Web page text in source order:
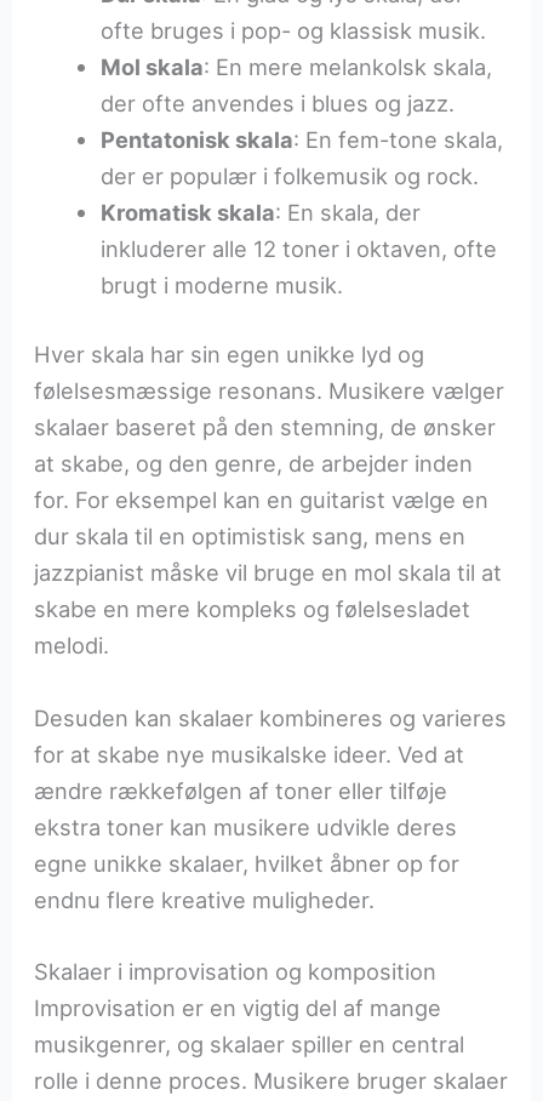
ofte bruges i pop- og klassisk musik.
Mol skala: En mere melankolsk skala,
der ofte anvendes i blues og jazz.
Pentatonisk skala: En fem-tone skala,
der er populær i folkemusik og rock.
Kromatisk skala: En skala, der
inkluderer alle 12 toner i oktaven, ofte
brugt i moderne musik.
Hver skala har sin egen unikke lyd og
følelsesmæssige resonans. Musikere vælger
skalaer baseret på den stemning, de ønsker
at skabe, og den genre, de arbejder inden
for. For eksempel kan en guitarist vælge en
dur skala til en optimistisk sang, mens en
jazzpianist måske vil bruge en mol skala til at
skabe en mere kompleks og følelsesladet
melodi.
Desuden kan skalaer kombineres og varieres
for at skabe nye musikalske ideer. Ved at
ændre rækkefølgen af toner eller tilføje
ekstra toner kan musikere udvikle deres
egne unikke skalaer, hvilket åbner op for
endnu flere kreative muligheder.
Skalaer i improvisation og komposition
Improvisation er en vigtig del af mange
musikgenrer, og skalaer spiller en central
rolle i denne proces. Musikere bruger skalaer